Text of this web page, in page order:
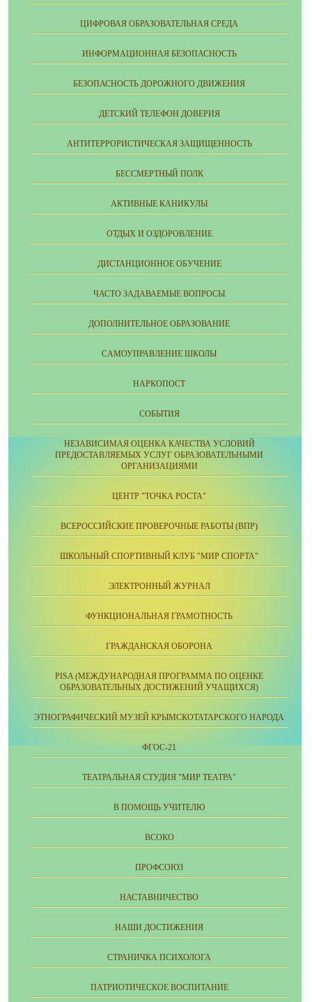
ЦИФРОВАЯ ОБРАЗОВАТЕЛЬНАЯ СРЕДА
ИНФОРМАЦИОННАЯ БЕЗОПАСНОСТЬ
БЕЗОПАСНОСТЬ ДОРОЖНОГО ДВИЖЕНИЯ
ДЕТСКИЙ ТЕЛЕФОН ДОВЕРИЯ
АНТИТЕРРОРИСТИЧЕСКАЯ ЗАЩИЩЕННОСТЬ
БЕССМЕРТНЫЙ ПОЛК
АКТИВНЫЕ КАНИКУЛЫ
ОТДЫХ И ОЗДОРОВЛЕНИЕ
ДИСТАНЦИОННОЕ ОБУЧЕНИЕ
ЧАСТО ЗАДАВАЕМЫЕ ВОПРОСЫ
ДОПОЛНИТЕЛЬНОЕ ОБРАЗОВАНИЕ
CАМОУПРАВЛЕНИЕ ШКОЛЫ
НАРКОПОСТ
СОБЫТИЯ
НЕЗАВИСИМАЯ ОЦЕНКА КАЧЕСТВА УСЛОВИЙ
ПРЕДОСТАВЛЯЕМЫХ УСЛУГ ОБРАЗОВАТЕЛЬНЫМИ
ОРГАНИЗАЦИЯМИ
ЦЕНТР "ТОЧКА РОСТА"
ВСЕРОССИЙСКИЕ ПРОВЕРОЧНЫЕ РАБОТЫ (ВПР)
ШКОЛЬНЫЙ СПОРТИВНЫЙ КЛУБ "МИР СПОРТА"
ЭЛЕКТРОННЫЙ ЖУРНАЛ
ФУНКЦИОНАЛЬНАЯ ГРАМОТНОСТЬ
ГРАЖДАНСКАЯ ОБОРОНА
PISA (МЕЖДУНАРОДНАЯ ПРОГРАММА ПО ОЦЕНКЕ
ОБРАЗОВАТЕЛЬНЫХ ДОСТИЖЕНИЙ УЧАЩИХСЯ)
ЭТНОГРАФИЧЕСКИЙ МУЗЕЙ КРЫМСКОТАТАРСКОГО НАРОДА
ФГОС-21
ТЕАТРАЛЬНАЯ СТУДИЯ "МИР ТЕАТРА"
В ПОМОЩЬ УЧИТЕЛЮ
ВСОКО
ПРОФСОЮЗ
НАСТАВНИЧЕСТВО
НАШИ ДОСТИЖЕНИЯ
СТРАНИЧКА ПСИХОЛОГА
ПАТРИОТИЧЕСКОЕ ВОСПИТАНИЕ